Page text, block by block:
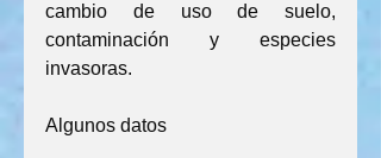
cambio de uso de suelo,
contaminación y especies
invasoras.
Algunos datos